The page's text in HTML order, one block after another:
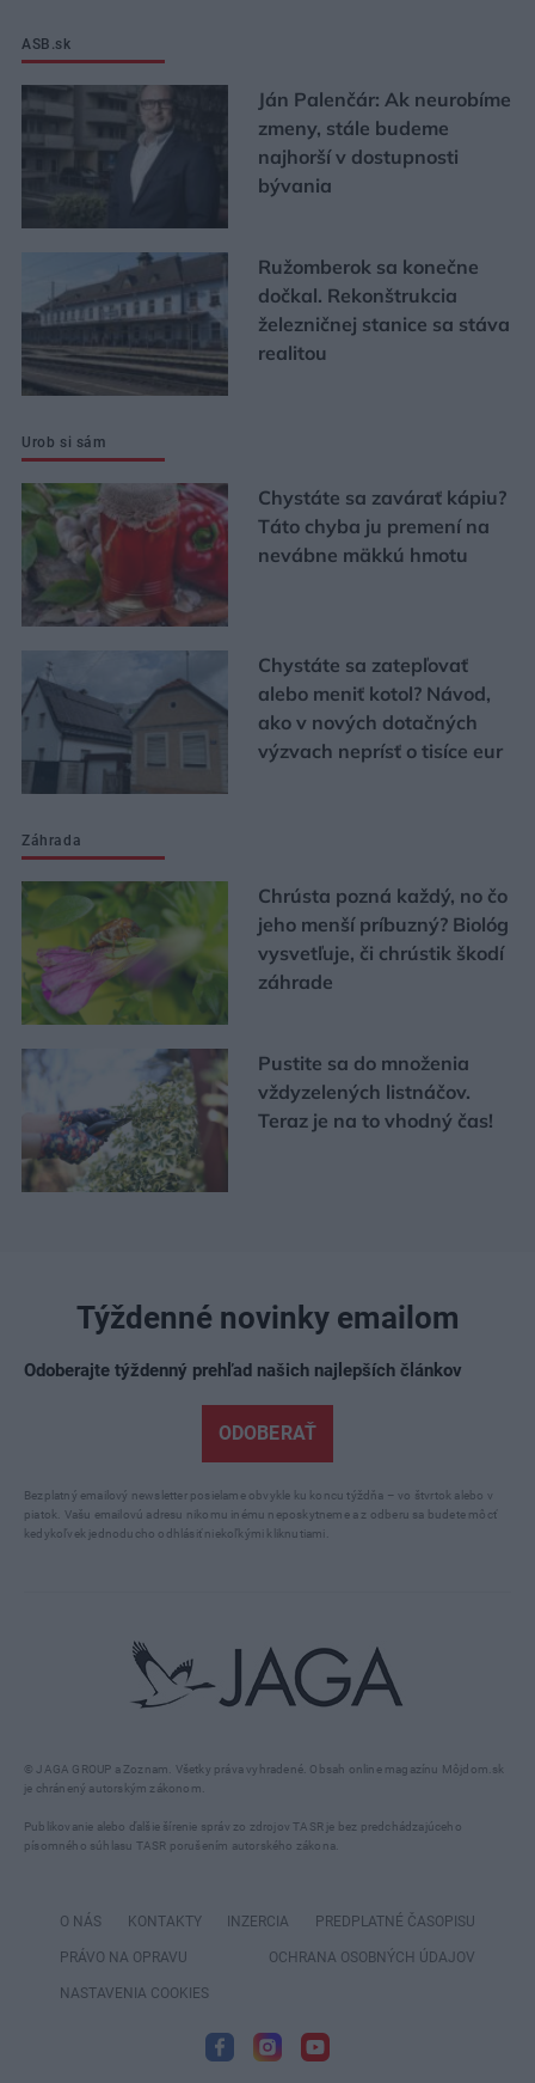
ASB.sk
Ján Palenčár: Ak neurobíme
zmeny, stále budeme
najhorší v dostupnosti
bývania
Ružomberok sa konečne
dočkal. Rekonštrukcia
železničnej stanice sa stáva
realitou
Urob si sám
Chystáte sa zavárať kápiu?
Táto chyba ju premení na
nevábne mäkkú hmotu
Chystáte sa zatepľovať
alebo meniť kotol? Návod,
ako v nových dotačných
výzvach neprísť o tisíce eur
Záhrada
Chrústa pozná každý, no čo
jeho menší príbuzný? Biológ
vysvetľuje, či chrústik škodí
záhrade
Pustite sa do množenia
vždyzelených listnáčov.
Teraz je na to vhodný čas!
© JAGA GROUP a Zoznam. Všetky práva vyhradené. Obsah online magazínu Môjdom.sk
je chránený autorským zákonom.
Publikovanie alebo ďalšie šírenie správ zo zdrojov TASR je bez predchádzajúceho
písomného súhlasu TASR porušením autorského zákona.
Týždenné novinky emailom
Odoberajte týždenný prehľad našich najlepších článkov
ODOBERAŤ
Bezplatný emailový newsletter posielame obvykle ku koncu týždňa – vo štvrtok alebo v
piatok. Vašu emailovú adresu nikomu inému neposkytneme a z odberu sa budete môcť
kedykoľvek jednoducho odhlásiť niekoľkými kliknutiami.
O NÁS KONTAKTY INZERCIA PREDPLATNÉ ČASOPISU
PRÁVO NA OPRAVU OCHRANA OSOBNÝCH ÚDAJOV
NASTAVENIA COOKIES